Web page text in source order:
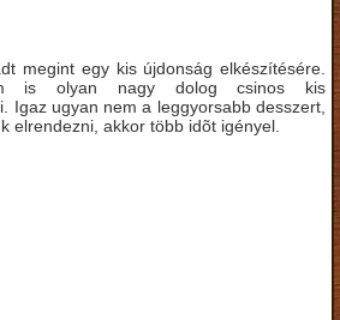
megint egy kis újdonság elkészítésére.
is olyan nagy dolog csinos kis
Igaz ugyan nem a leggyorsabb desszert,
elrendezni, akkor több idõt igényel.